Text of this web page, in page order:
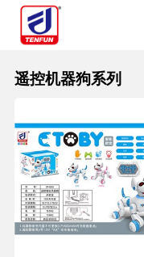
遥控机器狗系列